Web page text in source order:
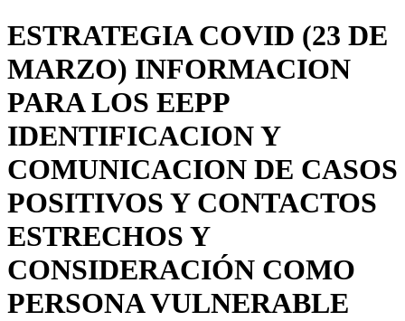
ESTRATEGIA COVID (23 DE
MARZO) INFORMACION
PARA LOS EEPP
IDENTIFICACION Y
COMUNICACION DE CASOS
POSITIVOS Y CONTACTOS
ESTRECHOS Y
CONSIDERACIÓN COMO
PERSONA VULNERABLE